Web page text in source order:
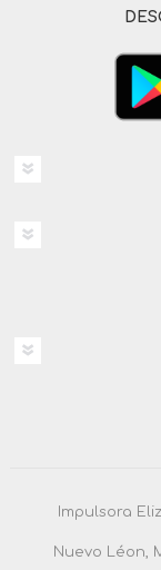
Impulsora
Nuevo Léon,